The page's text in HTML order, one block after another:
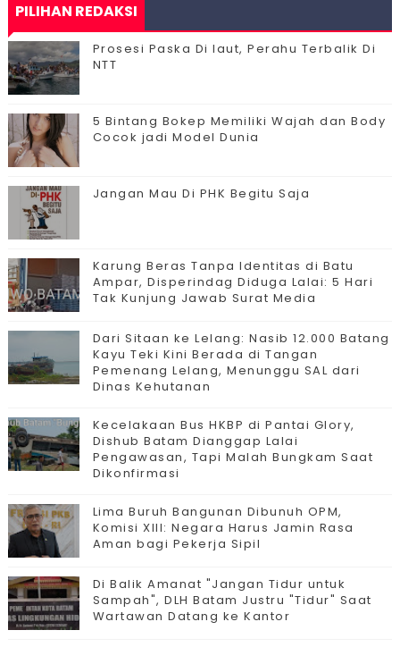
PILIHAN REDAKSI
Prosesi Paska Di laut, Perahu Terbalik Di
NTT
5 Bintang Bokep Memiliki Wajah dan Body
Cocok jadi Model Dunia
Jangan Mau Di PHK Begitu Saja
Karung Beras Tanpa Identitas di Batu
Ampar, Disperindag Diduga Lalai: 5 Hari
Tak Kunjung Jawab Surat Media
Dari Sitaan ke Lelang: Nasib 12.000 Batang
Kayu Teki Kini Berada di Tangan
Pemenang Lelang, Menunggu SAL dari
Dinas Kehutanan
Kecelakaan Bus HKBP di Pantai Glory,
Dishub Batam Dianggap Lalai
Pengawasan, Tapi Malah Bungkam Saat
Dikonfirmasi
Lima Buruh Bangunan Dibunuh OPM,
Komisi XIII: Negara Harus Jamin Rasa
Aman bagi Pekerja Sipil
Di Balik Amanat "Jangan Tidur untuk
Sampah", DLH Batam Justru "Tidur" Saat
Wartawan Datang ke Kantor